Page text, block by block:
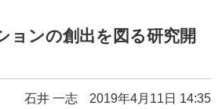
ョンの創出を図る研究開
石井 一志 2019年4月11日 14:35